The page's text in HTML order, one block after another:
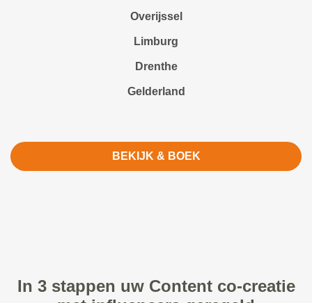
Overijssel
Limburg
Drenthe
Gelderland
BEKIJK & BOEK
In 3 stappen uw Content co-creatie